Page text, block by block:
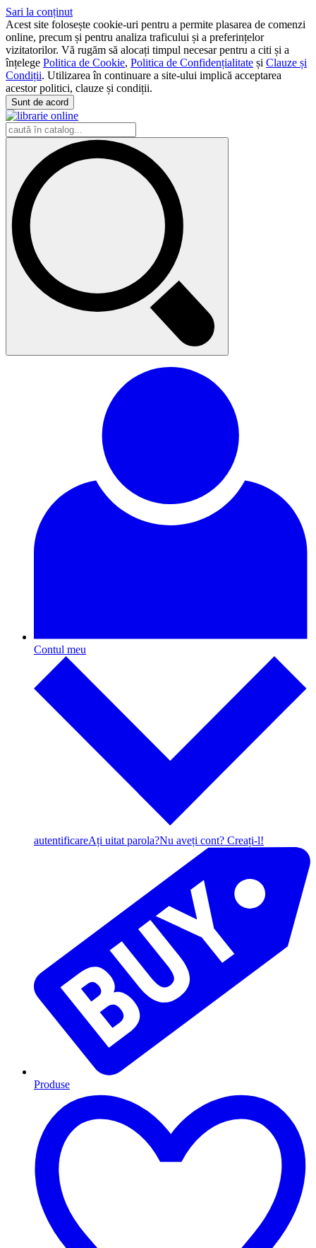
Sari la conținut
Acest site folosește cookie-uri pentru a permite plasarea de comenzi
online, precum și pentru analiza traficului și a preferințelor
vizitatorilor. Vă rugăm să alocați timpul necesar pentru a citi și a
înțelege Politica de Cookie, Politica de Confidențialitate și Clauze și
Condiții. Utilizarea în continuare a site-ului implică acceptarea
acestor politici, clauze și condiții.
Sunt de acord
Contul meu
autentificareAți uitat parola?Nu aveți cont? Creați-l!
Produse